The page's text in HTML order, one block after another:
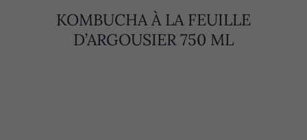
KOMBUCHA À LA FEUILLE
D’ARGOUSIER 750 ML